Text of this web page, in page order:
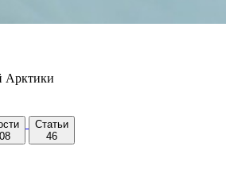
Арктики
Статьи
46